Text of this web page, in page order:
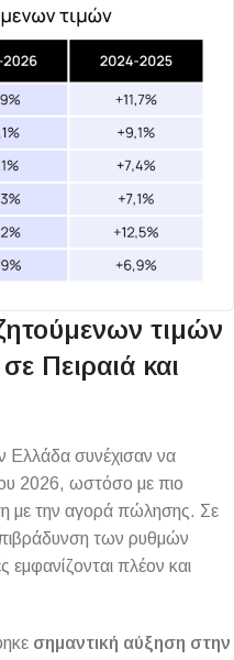
τιμών
Πειραιά και
Ελλάδα συνέχισαν να
2026, ωστόσο με πιο
με την αγορά πώλησης. Σε
των ρυθμών
πλέον και
σημαντική αύξηση στην